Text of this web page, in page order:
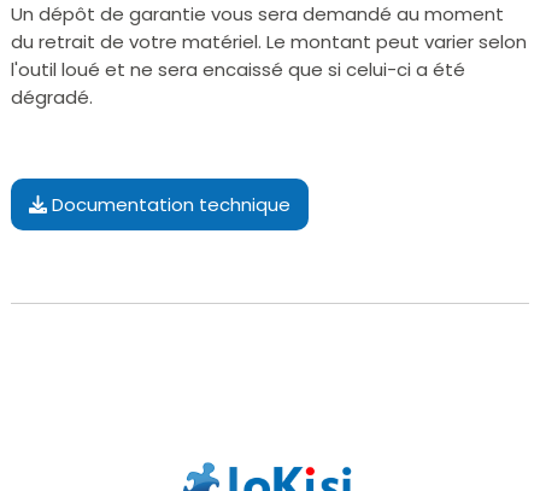
Un dépôt de garantie vous sera demandé au moment
du retrait de votre matériel. Le montant peut varier selon
l'outil loué et ne sera encaissé que si celui-ci a été
dégradé.
Documentation technique